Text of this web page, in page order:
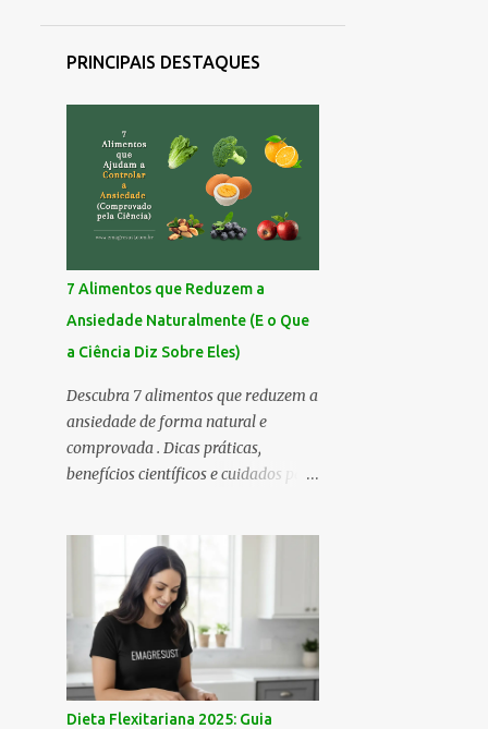
PRINCIPAIS DESTAQUES
7 Alimentos que Reduzem a
Ansiedade Naturalmente (E o Que
a Ciência Diz Sobre Eles)
Descubra 7 alimentos que reduzem a
ansiedade de forma natural e
comprovada . Dicas práticas,
benefícios científicos e cuidados para
um pensamento acelerado que não
para, e uma vontade de fugir do
mundo por uns minutos? 💭 A
ansiedade é assim — silenciosa,
sorrateira e, às vezes, avassaladora.
Mas calma… respira comigo. 🌬️ Hoje
eu trouxe uma lista especial: 7
Dieta Flexitariana 2025: Guia